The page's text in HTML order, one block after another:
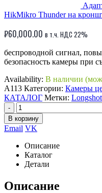
HikMikro Thunder на
₽60,000.00 в т.ч. НДС 22%
беспроводной сигнал,
безопасность камеры при
Availability: В наличии
A113 Категории: Камеры
КАТАЛОГ Метки: Longshot
-
В корзину
Email VK
Описание
Каталог
Детали
Описание